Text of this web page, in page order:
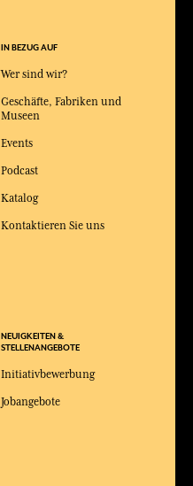
IN BEZUG AUF
Wer sind wir?
Geschäfte, Fabriken und
Museen
Events
Podcast
Katalog
Kontaktieren Sie uns
NEUIGKEITEN &
STELLENANGEBOTE
Initiativbewerbung
Jobangebote